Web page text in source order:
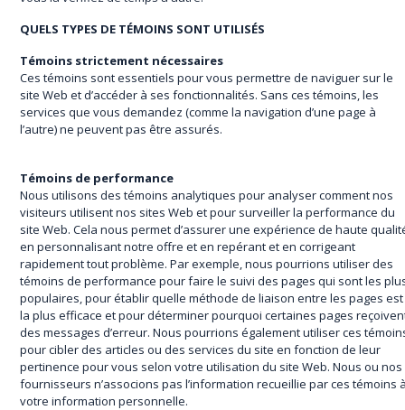
QUELS TYPES DE TÉMOINS SONT UTILISÉS
Témoins strictement nécessaires
Ces témoins sont essentiels pour vous permettre de naviguer sur le
site Web et d’accéder à ses fonctionnalités. Sans ces témoins, les
services que vous demandez (comme la navigation d’une page à
l’autre) ne peuvent pas être assurés.
Témoins de performance
Nous utilisons des témoins analytiques pour analyser comment nos
visiteurs utilisent nos sites Web et pour surveiller la performance du
site Web. Cela nous permet d’assurer une expérience de haute
en personnalisant notre offre et en repérant et en corrigeant
rapidement tout problème. Par exemple, nous pourrions utiliser des
témoins de performance pour faire le suivi des pages qui sont les
populaires, pour établir quelle méthode de liaison entre les pages est
la plus efficace et pour déterminer pourquoi certaines pages
des messages d’erreur. Nous pourrions également utiliser ces
pour cibler des articles ou des services du site en fonction de leur
pertinence pour vous selon votre utilisation du site Web. Nous ou nos
fournisseurs n’associons pas l’information recueillie par ces témoins
votre information personnelle.